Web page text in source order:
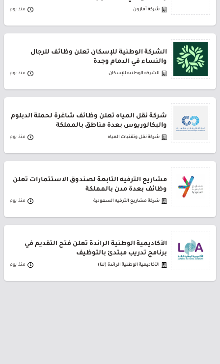
شركة أمازون منذ يوم
الشركة الوطنية للإسكان تعلن وظائف للرجال
والنساء في الدمام وجدة
الشركة الوطنية للإسكان منذ يوم
شركة نقل المياه تعلن وظائف شاغرة لحملة الدبلوم
والبكالوريوس بعدة مناطق بالمملكة
شركة نقل وتقنيات المياه منذ يوم
مشاريع الترفيه التابعة لصندوق الاستثمارات تعلن
وظائف بعدة مدن بالمملكة
شركة مشاريع الترفيه السعودية منذ يوم
الأكاديمية الوطنية الرائدة تعلن فتح التقديم في
برنامج تدريب مبتدئ بالتوظيف
الأكاديمية الوطنية الرائدة (لنا) منذ يوم